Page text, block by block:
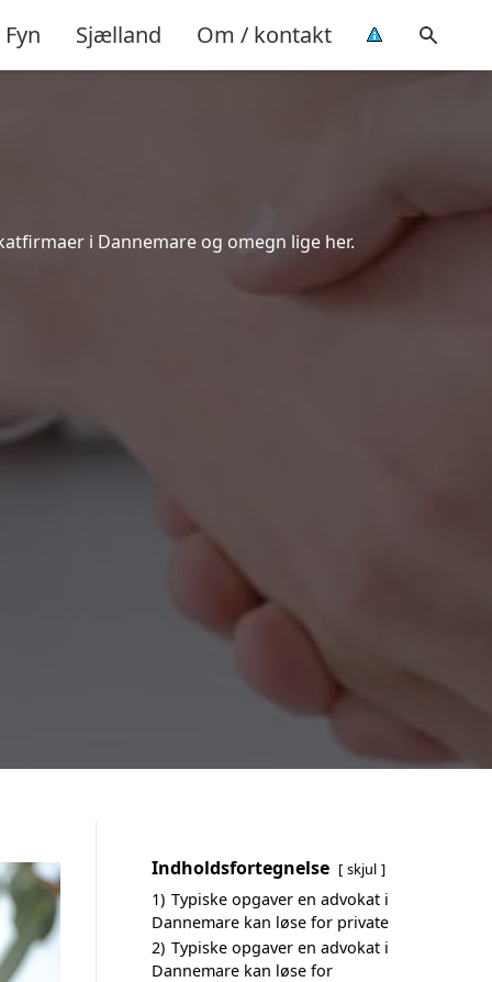
Fyn Sjælland Om / kontakt
i Dannemare og omegn lige her.
Indholdsfortegnelse skjul
1) Typiske opgaver en advokat i
Dannemare kan løse for private
2) Typiske opgaver en advokat i
Dannemare kan løse for